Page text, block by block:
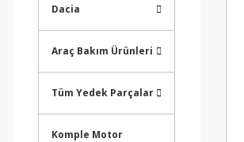
Dacia
Araç Bakım Ürünleri
Tüm Yedek Parçalar
Komple Motor